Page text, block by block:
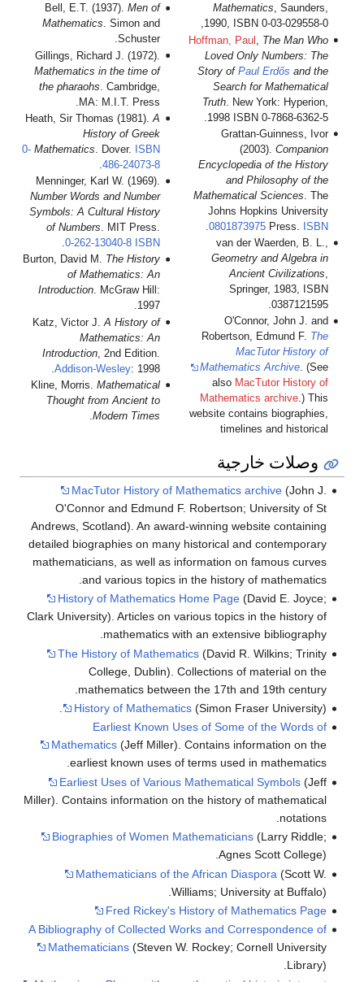
Mathematics, Saunders,
1990, ISBN 0-03-029558-0,
Hoffman, Paul
The Man Who
Loved Only Numbers: The
Story of Paul Erdős and the
Search for Mathematical
Truth. New York: Hyperion,
1998 ISBN 0-7868-6362-5.
Grattan-Guinness, Ivor
(2003). Companion
Encyclopedia of the History
and Philosophy of the
Mathematical Sciences . The
Johns Hopkins University
Press.
ISBN
0801873975
van der Waerden, B. L.,
Geometry and Algebra in
Ancient Civilizations,
Springer, 1983, ISBN
0387121595.
O'Connor, John J. and
Robertson, Edmund F. The
MacTutor History of
Mathematics Archive. (See
also MacTutor History of
Mathematics archive.) This
website contains biographies,
timelines and historical
Bell, E.T. (1937).Men of
Mathematics. Simon and
Schuster.
Gillings, Richard J. (1972).
Mathematics in the time of
the pharaohs . Cambridge,
MA: M.I.T. Press.
Heath, Sir Thomas (1981).A
History of Greek
Mathematics . Dover. ISBN
0-
486-24073-8
.
Menninger, Karl W. (1969).
Number Words and Number
Symbols: A Cultural History
of Numbers. MIT Press.
ISBN
0-262-13040-8
.
Burton, David M. The History
of Mathematics: An
Introduction. McGraw Hill:
1997.
Katz, Victor J.A History of
Mathematics: An
Introduction , 2nd Edition.
Addison-Wesley: 1998.
Kline, Morris.Mathematical
Thought from Ancient to
Modern Times
.
وصلات خارجية
MacTutor History of Mathematics archive(John J.
O'Connor and Edmund F. Robertson; University of St
Andrews, Scotland). An award-winning website containing
detailed biographies on many historical and contemporary
mathematicians, as well as information on famous curves
and various topics in the history of mathematics.
History of Mathematics Home Page(David E. Joyce;
Clark University). Articles on various topics in the history of
mathematics with an extensive bibliography.
The History of Mathematics(David R. Wilkins; Trinity
College, Dublin). Collections of material on the
mathematics between the 17th and 19th century.
History of Mathematics(Simon Fraser University).
Earliest Known Uses of Some of the Words of
Mathematics(Jeff Miller). Contains information on the
earliest known uses of terms used in mathematics.
Earliest Uses of Various Mathematical Symbols(Jeff
Miller). Contains information on the history of mathematical
notations.
Biographies of Women Mathematicians(Larry Riddle;
Agnes Scott College).
Mathematicians of the African Diaspora (Scott W.
Williams; University at Buffalo).
Fred Rickey's History of Mathematics Page
A Bibliography of Collected Works and Correspondence of
Mathematicians(Steven W. Rockey; Cornell University
Library).